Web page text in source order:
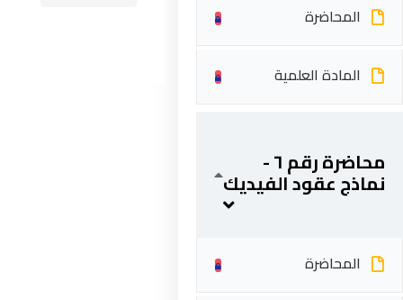
المحاضرة
المادة العلمية
محاضرة رقم ٦ -
نماذج عقود الفيديك
المحاضرة
5 شارع 278 – المعادي الجديدة – القاهرة – جمهورية مصر
info@acarea.com.eg